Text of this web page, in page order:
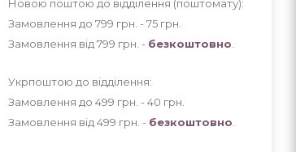
Новою поштою до відділення (поштомату):
Замовлення до 799 грн. - 75 грн
Замовлення від 799 грн. - безкоштовно
Укрпоштою до відділення:
Замовлення до 499 грн. - 40 грн
Замовлення від 499 грн. - безкоштовно